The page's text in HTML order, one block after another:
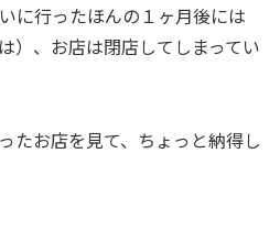
に行ったほんの１ヶ月後には
）、お店は閉店してしまってい
たお店を見て、ちょっと納得し